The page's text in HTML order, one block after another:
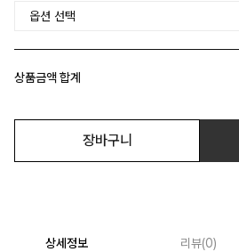
상품금액 합계
장바구니
상세정보 리뷰(0)